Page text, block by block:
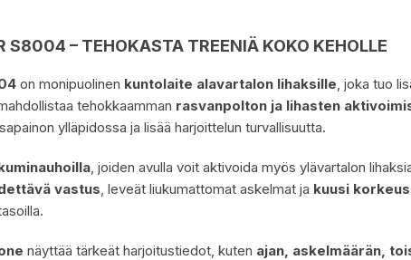
S8004 – TEHOKASTA TREENIÄ KOKO KEHOLLE
on monipuolinen kuntolaite alavartalon lihaksille , joka tuo
tehokkaamman rasvanpolton ja lihasten
ylläpidossa ja lisää harjoittelun turvallisuutta.
, joiden avulla voit aktivoida myös ylävartalon
vastus , leveät liukumattomat askelmat ja kuusi
näyttää tärkeät harjoitustiedot, kuten ajan, askelmäärän,